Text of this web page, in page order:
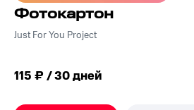
Фотокартон
Just For You Project
115 ₽ / 30 дней